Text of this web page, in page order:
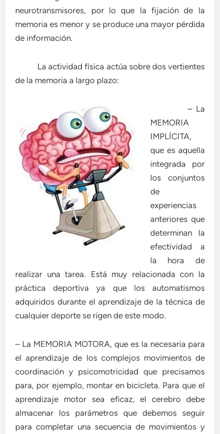
neurotransmisores, por lo que la fijación de la
memoria es menor y se produce una mayor pérdida
de información.
La actividad física actúa sobre dos vertientes
de la memoria a largo plazo:
– La
MEMORIA
IMPLÍCITA,
que es aquella
integrada por
los conjuntos
de
experiencias
anteriores que
determinan la
efectividad a
la hora de
realizar una tarea. Está muy relacionada con la
práctica deportiva ya que los automatismos
adquiridos durante el aprendizaje de la técnica de
cualquier deporte se rigen de este modo.
– La MEMORIA MOTORA, que es la necesaria para
el aprendizaje de los complejos movimientos de
coordinación y psicomotricidad que precisamos
para, por ejemplo, montar en bicicleta. Para que el
aprendizaje motor sea eficaz, el cerebro debe
almacenar los parámetros que debemos seguir
para completar una secuencia de movimientos y